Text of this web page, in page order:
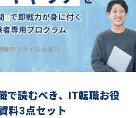
集中スタイルの場合
で読むべき、IT転職お役
料3点セット